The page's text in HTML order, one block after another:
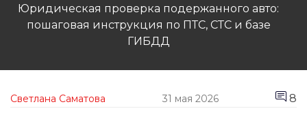
Юридическая проверка подержанного авто:
пошаговая инструкция по ПТС, СТС и базе
ГИБДД
Светлана Саматова 31 мая 2026 8